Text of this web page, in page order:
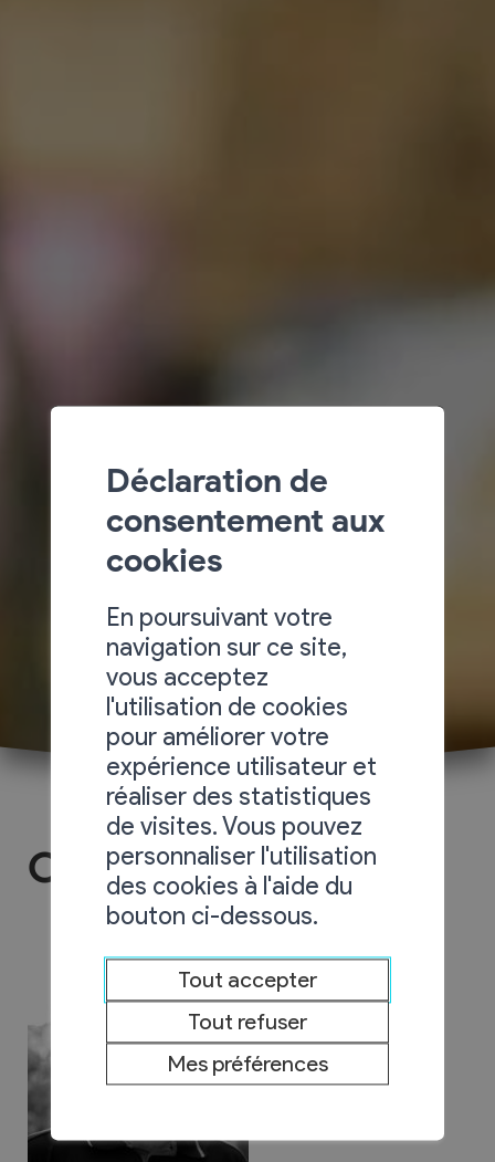
Oxéo Chauffage Sàrl
Déclaration de
consentement aux
cookies
En poursuivant votre
navigation sur ce site,
vous acceptez
l'utilisation de cookies
pour améliorer votre
expérience utilisateur et
réaliser des statistiques
de visites. Vous pouvez
personnaliser l'utilisation
des cookies à l'aide du
bouton ci-dessous.
Tout accepter
Tout refuser
Mes préférences